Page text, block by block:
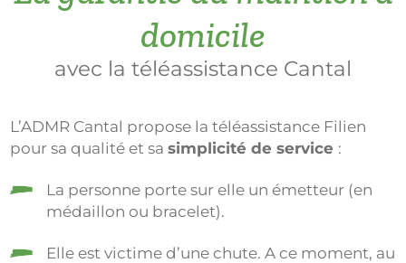
domicile
avec la téléassistance Cantal
L’ADMR Cantal propose la téléassistance Filien
pour sa qualité et sasimplicité de service :
La personne porte sur elle un émetteur (en
médaillon ou bracelet).
Elle est victime d’une chute. A ce moment, au